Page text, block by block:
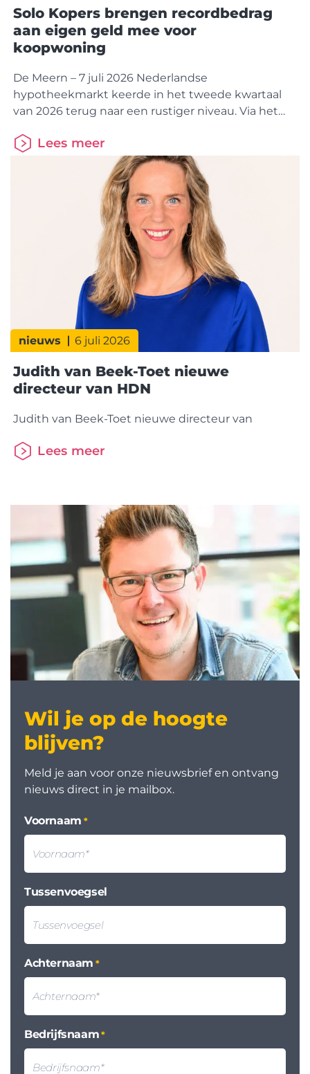
Solo Kopers brengen recordbedrag
aan eigen geld mee voor
koopwoning
De Meern – 7 juli 2026 Nederlandse
hypotheekmarkt keerde in het tweede kwartaal
van 2026 terug naar een rustiger niveau. Via het
hypotheekaanvragen verzonden, bijna 5% minder
dan in dezelfde periode vorig
jaar. De betaalbaarheid van koopwoningen blijft
echter onder druk staan. Dat is vooral zichtbaar
bij Solo Kopers, die een recordbedrag aan eigen
geld inbrengen om een woning
Lees meer
nieuws 6 juli 2026
Judith van Beek-Toet nieuwe
directeur van HDN
Judith van Beek-Toet nieuwe directeur van
Lees meer
Wil je op de hoogte
blijven?
Meld je aan voor onze nieuwsbrief en ontvang
nieuws direct in je mailbox.
Voornaam *
Tussenvoegsel
Achternaam *
Bedrijfsnaam *